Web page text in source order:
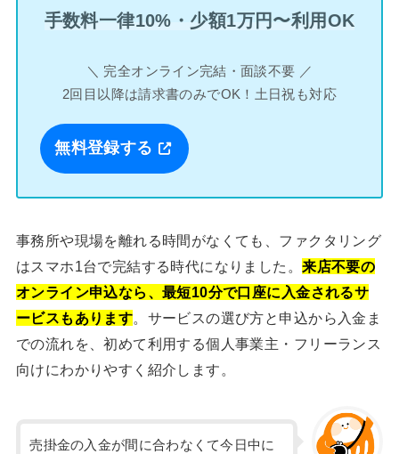
手数料一律10%・少額1万円〜利用OK
＼ 完全オンライン完結・面談不要 ／
2回目以降は請求書のみでOK！土日祝も対応
無料登録する
事務所や現場を離れる時間がなくても、ファクタリング
はスマホ1台で完結する時代になりました。来店不要の
オンライン申込なら、最短10分で口座に入金されるサ
ービスもあります。サービスの選び方と申込から入金ま
での流れを、初めて利用する個人事業主・フリーランス
向けにわかりやすく紹介します。
売掛金の入金が間に合わなくて今日中に